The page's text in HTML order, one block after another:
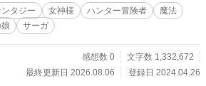
されるという最悪の出来事が起きてしまう。 疑惑
蔑の眼差しが激怒ギデオンに注がれる中、容疑者
されてしまったのは父アラドだった。 活路も見出
自棄となった彼の中で、突如として天性スキル・
ングが発動する。 神々の気まぐれか？ はたまた悪
タジー 女神様 ハンター冒険者
魔法
サーガ
感想数 0
文字数 1,332,672
最終更新日 2026.08.06
登録日 2024.04.26